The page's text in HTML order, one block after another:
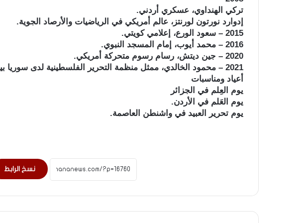
تركي الهنداوي، عسكري أردني.
إدوارد نورتون لورنتز، عالم أمريكي في الرياضيات والأرصاد الجوية.
2015 – سعود الورع، إعلامي كويتي.
2016 – محمد أيوب، إمام المسجد النبوي.
2020 – جين ديتش، رسام رسوم متحركة أمريكي.
2021 – محمود الخالدي، ممثل منظمة التحرير الفلسطينية لدى سوريا بين عامي 1969 و2021.
أعياد ومناسبات
يوم العِلم في الجزائر
يوم العَلم في الأردن.
يوم تحرير العبيد في واشنطن العاصمة.
نسخ الرابط